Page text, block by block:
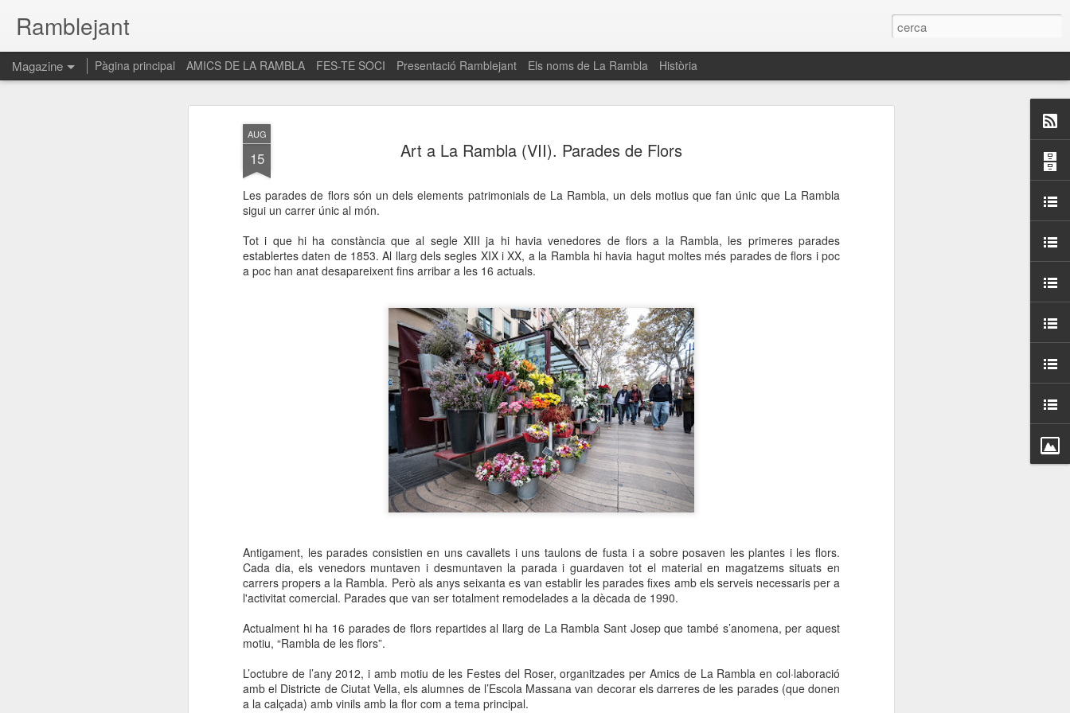
AUG
15 Art a La Rambla (VII). Parades de Flors
Les parades de flors són un dels elements patrimonials de La Rambla, un dels motius que fan únic que La Rambla
sigui un carrer únic al món.
Tot i que hi ha constància que al segle XIII ja hi havia venedores de flors a la Rambla, les primeres parades
establertes daten de 1853. Al llarg dels segles XIX i XX, a la Rambla hi havia hagut moltes més parades de flors i poc
a poc han anat desapareixent fins arribar a les 16 actuals.
Antigament, les parades consistien en uns cavallets i uns taulons de fusta i a sobre posaven les plantes i les flors.
Cada dia, els venedors muntaven i desmuntaven la parada i guardaven tot el material en magatzems situats en
carrers propers a la Rambla. Però als anys seixanta es van establir les parades fixes amb els serveis necessaris per a
l'activitat comercial. Parades que van ser totalment remodelades a la dècada de 1990.
Actualment hi ha 16 parades de flors repartides al llarg de La Rambla Sant Josep que també s’anomena, per aquest
motiu, “Rambla de les flors”.
L’octubre de l’any 2012, i amb motiu de les Festes del Roser, organitzades per Amics de La Rambla en col·laboració
amb el Districte de Ciutat Vella, els alumnes de l’Escola Massana van decorar els darreres de les parades (que donen
a la calçada) amb vinils amb la flor com a tema principal.
Ramblejant
Magazine Pàgina principal AMICS DE LA RAMBLA FES-TE SOCI Presentació Ramblejant Els noms de La Rambla Història
30
La Rambla
quarta edició del seu concurs de paelles solidari per sensibilitzar a
Enguany el Concurs és un dels actes destacats de la Festa Major
del Gòtic
Fundació Esclerosi Múltiple i l’associació Amics de La Rambla.
Aquesta iniciativa té el propòsit de donar visibilitat i conscienciar a
la societat sobre l’esclerosi múltiple, una malaltia
neurodegenerativa amb la qual conviuen 12.000 persones a
Catalunya i que encara no té cura.
El concurs començarà a les 12 hores a La Rambla Santa Mònica, i
comptarà amb el patrocini de Oleaurum i Repsol.